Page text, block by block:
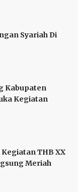
Syariah Di
Kabupaten
Kegiatan
THB XX
Meriah